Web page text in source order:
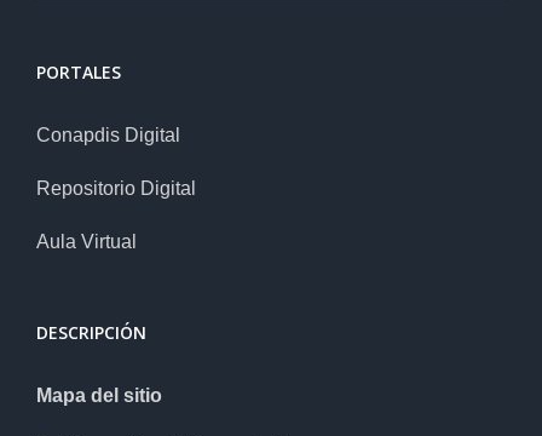
PORTALES
Conapdis Digital
Repositorio Digital
Aula Virtual
DESCRIPCIÓN
Mapa del sitio